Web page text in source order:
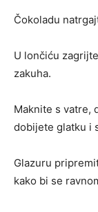
Čokoladu
U lončiću
zakuha.
Maknite s vatre,
dobijete glatku i
Glazuru
kako bi se